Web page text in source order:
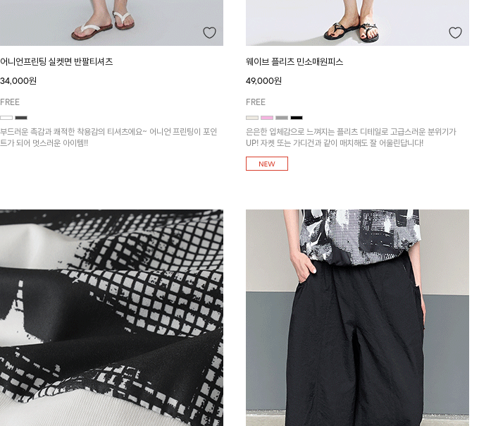
어니언프린팅 실켓면 반팔티셔츠
34,000원
FREE
부드러운 촉감과 쾌적한 착용감의 티셔츠에요~ 어니언 프린팅이 포인
트가 되어 멋스러운 아이템!!
웨이브 플리츠 민소매원피스
49,000원
FREE
은은한 입체감으로 느껴지는 플리츠 디테일로 고급스러운 분위기가
UP! 자켓 또는 가디건과 같이 매치해도 잘 어울린답니다!